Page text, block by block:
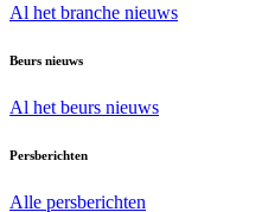
Al het branche nieuws
Beurs nieuws
Al het beurs nieuws
Persberichten
Alle persberichten